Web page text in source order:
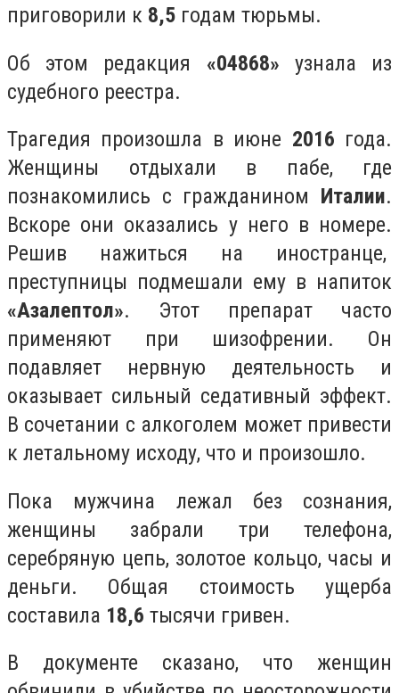
приговорили к 8,5 годам тюрьмы.
Об этом редакция «04868» узнала из
судебного реестра.
Трагедия произошла в июне 2016 года.
Женщины отдыхали в пабе, где
познакомились с гражданином Италии.
Вскоре они оказались у него в номере.
Решив нажиться на иностранце,
преступницы подмешали ему в напиток
«Азалептол». Этот препарат часто
применяют при шизофрении. Он
подавляет нервную деятельность и
оказывает сильный седативный эффект.
В сочетании с алкоголем может привести
к летальному исходу, что и произошло.
Пока мужчина лежал без сознания,
женщины забрали три телефона,
серебряную цепь, золотое кольцо, часы и
деньги. Общая стоимость ущерба
составила 18,6 тысячи гривен.
В документе сказано, что женщин